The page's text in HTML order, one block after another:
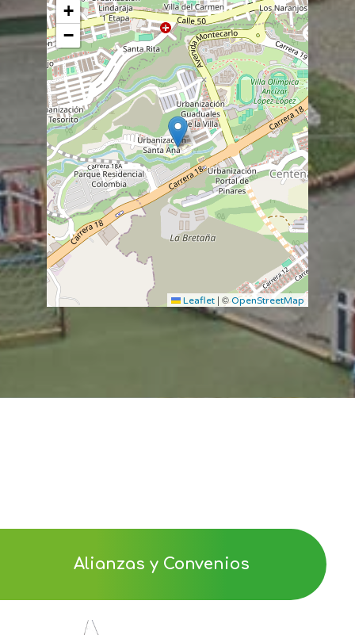
+
−
Leaflet | ©OpenStreetMap
Alianzas y Convenios